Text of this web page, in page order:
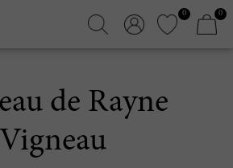
0 0
de Rayne
Vigneau